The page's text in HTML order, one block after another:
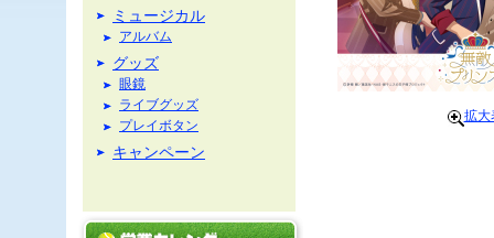
ミュージカル
アルバム
グッズ
眼鏡
ライブグッズ
プレイボタン
キャンペーン
拡大